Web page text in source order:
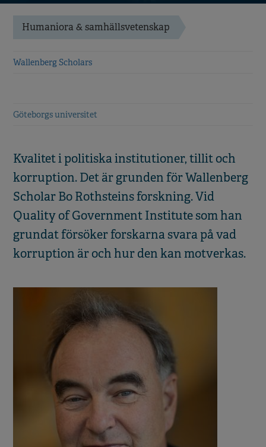
Humaniora & samhällsvetenskap
Wallenberg Scholars
Göteborgs universitet
Kvalitet i politiska institutioner, tillit och
korruption. Det är grunden för Wallenberg
Scholar Bo Rothsteins forskning. Vid
Quality of Government Institute som han
grundat försöker forskarna svara på vad
korruption är och hur den kan motverkas.